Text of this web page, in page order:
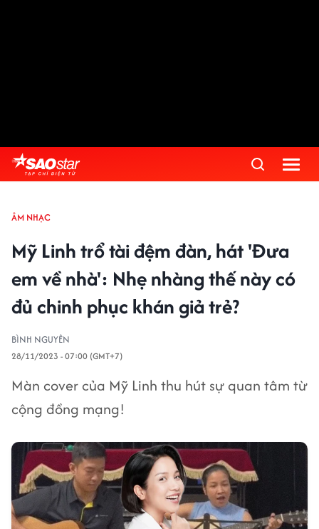
ÂM NHẠC
Mỹ Linh trổ tài đệm đàn, hát 'Đưa
em về nhà': Nhẹ nhàng thế này có
đủ chinh phục khán giả trẻ?
BÌNH NGUYÊN
28/11/2023 - 07:00 (GMT+7)
Màn cover của Mỹ Linh thu hút sự quan tâm từ
cộng đồng mạng!